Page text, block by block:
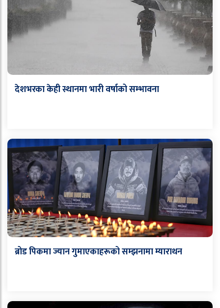
देशभरका केही स्थानमा भारी वर्षाको सम्भावना
ब्रोड पिकमा ज्यान गुमाएकाहरूको सम्झनामा म्याराथन